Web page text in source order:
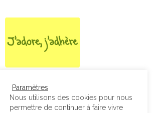
Paramètres
Nous utilisons des cookies pour nous
permettre de continuer à faire vivre